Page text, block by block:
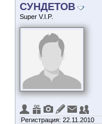
СУНДЕТОВ
Super V.I.P.
Регистрация: 22.11.2010